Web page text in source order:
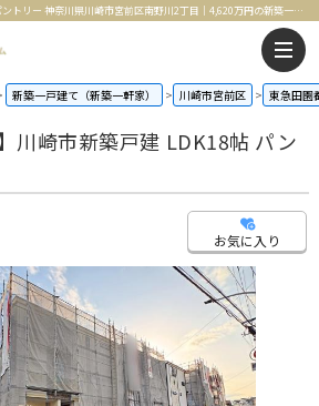
【1号棟】川崎市新築戸建 LDK18帖 パントリー 神奈川県川崎市宮前区南野川2丁目｜4,620万円の新築一戸建て｜センチュリー21マイホーム
新築一戸建て（新築一軒家） 川崎市宮前区 東急田園
】川崎市新築戸建 LDK18帖 パン
お気に入り